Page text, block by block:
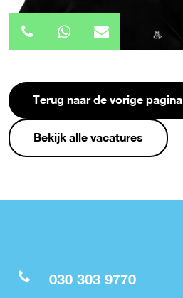
Terug naar de vorige pagina
Bekijk alle vacatures
030 303 9770